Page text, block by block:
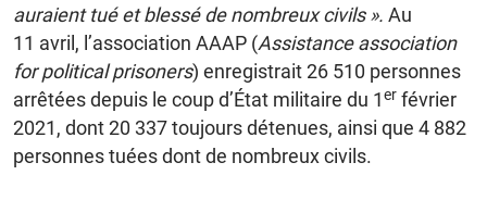
auraient tué et blessé de nombreux civils ». Au
11 avril, l’association AAAP (Assistance association
for political prisoners) enregistrait 26 510 personnes
arrêtées depuis le coup d’État militaire du 1er février
2021, dont 20 337 toujours détenues, ainsi que 4 882
personnes tuées dont de nombreux civils.